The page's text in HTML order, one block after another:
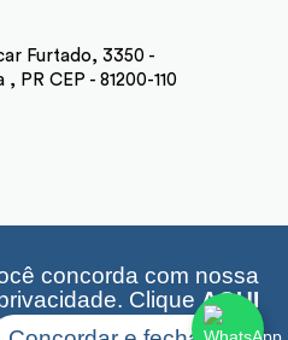
concorda com nossa
CliqueAQUI
Furtado, 3350 -
PR CEP - 81200-110
| Desenvolvido por